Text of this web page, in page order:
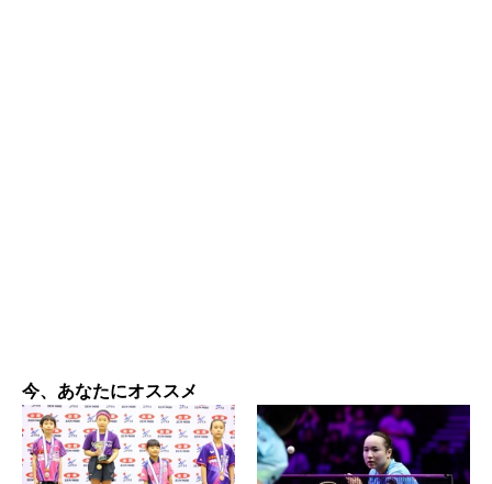
今、あなたにオススメ